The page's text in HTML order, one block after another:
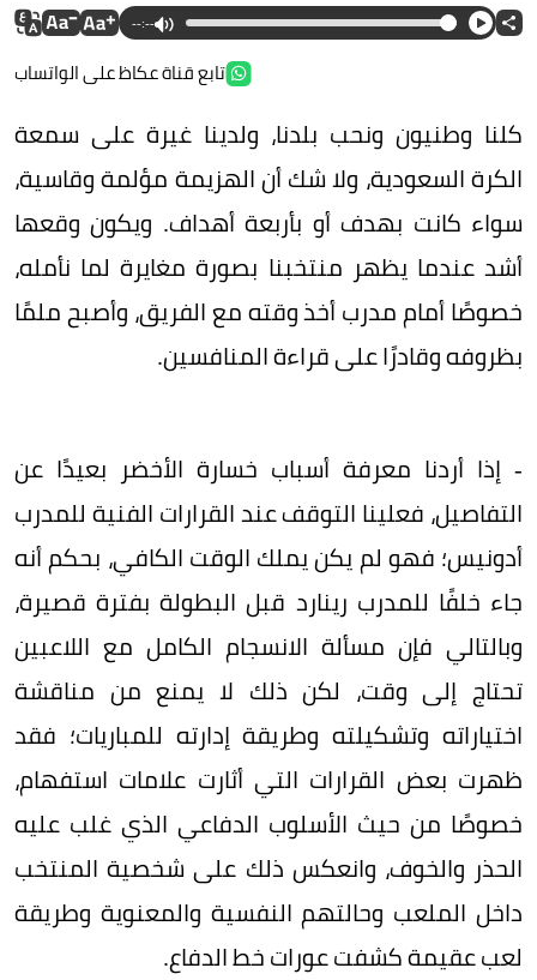
--:--
تابع قناة عكاظ على الواتساب
كلنا وطنيون ونحب بلدنا، ولدينا غيرة على سمعة
الكرة السعودية، ولا شك أن الهزيمة مؤلمة وقاسية،
سواء كانت بهدف أو بأربعة أهداف. ويكون وقعها
أشد عندما يظهر منتخبنا بصورة مغايرة لما نأمله،
خصوصًا أمام مدرب أخذ وقته مع الفريق، وأصبح ملمًا
بظروفه وقادرًا على قراءة المنافسين.
- إذا أردنا معرفة أسباب خسارة الأخضر بعيدًا عن
التفاصيل، فعلينا التوقف عند القرارات الفنية للمدرب
أدونيس؛ فهو لم يكن يملك الوقت الكافي، بحكم أنه
جاء خلفًا للمدرب رينارد قبل البطولة بفترة قصيرة،
وبالتالي فإن مسألة الانسجام الكامل مع اللاعبين
تحتاج إلى وقت، لكن ذلك لا يمنع من مناقشة
اختياراته وتشكيلته وطريقة إدارته للمباريات؛ فقد
ظهرت بعض القرارات التي أثارت علامات استفهام،
خصوصًا من حيث الأسلوب الدفاعي الذي غلب عليه
الحذر والخوف، وانعكس ذلك على شخصية المنتخب
داخل الملعب وحالتهم النفسية والمعنوية وطريقة
لعب عقيمة كشفت عورات خط الدفاع.